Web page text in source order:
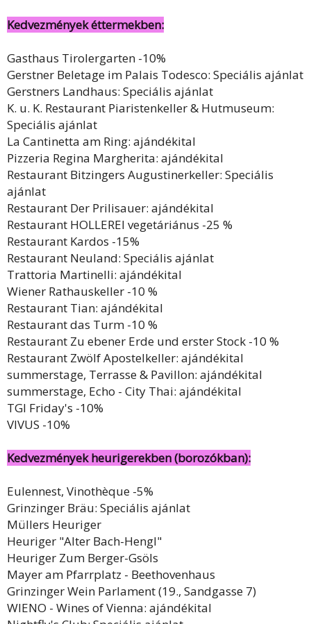
Kedvezmények éttermekben:
Gasthaus Tirolergarten -10%
Gerstner Beletage im Palais Todesco: Speciális ajánlat
Gerstners Landhaus: Speciális ajánlat
K. u. K. Restaurant Piaristenkeller & Hutmuseum:
Speciális ajánlat
La Cantinetta am Ring: ajándékital
Pizzeria Regina Margherita: ajándékital
Restaurant Bitzingers Augustinerkeller: Speciális
ajánlat
Restaurant Der Prilisauer: ajándékital
Restaurant HOLLEREI vegetáriánus -25 %
Restaurant Kardos -15%
Restaurant Neuland: Speciális ajánlat
Trattoria Martinelli: ajándékital
Wiener Rathauskeller -10 %
Restaurant Tian: ajándékital
Restaurant das Turm -10 %
Restaurant Zu ebener Erde und erster Stock -10 %
Restaurant Zwölf Apostelkeller: ajándékital
summerstage, Terrasse & Pavillon: ajándékital
summerstage, Echo - City Thai: ajándékital
TGI Friday's -10%
VIVUS -10%
Kedvezmények heurigerekben (borozókban):
Eulennest, Vinothèque -5%
Grinzinger Bräu: Speciális ajánlat
Müllers Heuriger
Heuriger "Alter Bach-Hengl"
Heuriger Zum Berger-Gsöls
Mayer am Pfarrplatz - Beethovenhaus
Grinzinger Wein Parlament (19., Sandgasse 7)
WIENO - Wines of Vienna: ajándékital